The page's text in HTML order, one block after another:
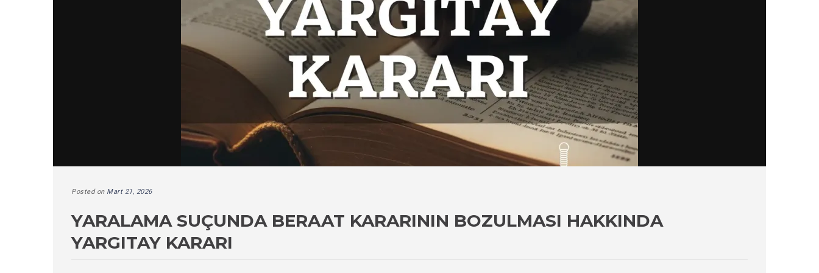
Posted on Mart 21, 2026
YARALAMA SUÇUNDA BERAAT KARARININ BOZULMASI HAKKINDA
YARGITAY KARARI